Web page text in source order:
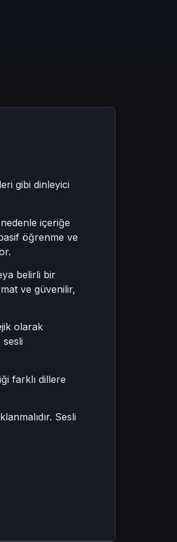
gibi dinleyici
içeriğe
öğrenme ve
belirli bir
ve güvenilir,
olarak
farklı dillere
Sesli